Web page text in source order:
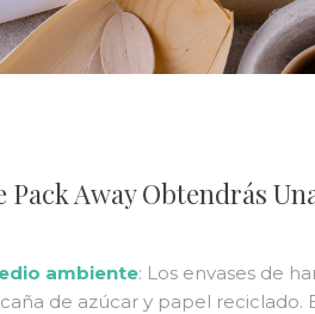
Pack Away Obtendrás
ambiente: Los envases de
de azúcar y papel